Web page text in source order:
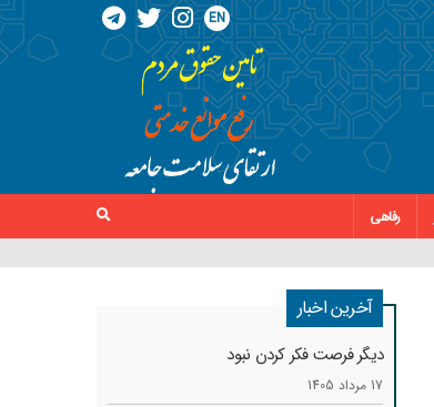
EN
رفاهی
آخرین اخبار
دیگر فرصت فکر کردن نبود
17 مرداد 1405